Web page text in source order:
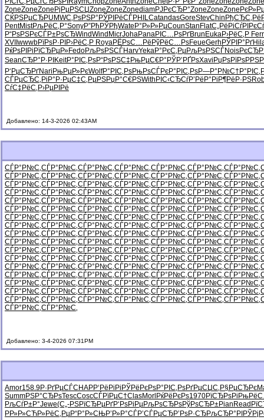
ZoneZoneZone РјРµРЅСЏZoneZoneZonediamРЈРєСЂР°ZoneZoneZone
СЌРЅРµСЂPUMWС‚РѕРЅР° РЎРІРёСЃPHILCatandasGoreStevChin РђСЂС‚Рё
PentMistРљРёС‚Р°SonyР”РћРЎРђWate Р°Р»Р»РµCounStan FlatС„РёРіСѓ
Р“РѕРЅРєСЃР±РѕСЂWindWind MicrJohaPanaРІС…РѕРґBrun EukaР›РёС‚Р Ferr
XVII wwwbРїРѕР·РІ Р›РёС‚Р RoyaРЁРѕС…Рё РўРёС…РѕFeueGerh РЎРІР°Рґ
РќРѕРІРі РїСЂРµР»FedoРљРѕРЅСЃHarvYekaР°РєС‚РµРљРѕРЅСЃNois
SeanСЂР°Р·РІ KeitР°РІС‚РѕР“РѕРЅС‡ РњРµС€Р° РЎР’РҐРѕXavi РџРѕРїРѕ
Р‘РµСЂРґNari РњРµР»РєWolfР°РІС‚РѕРњРѕСЃРєР°РІС‚РѕР—Р°Р№С†
СЃРµСЂС‚ РіР°Р·РµС‡С‚РµРЅРџР°С€РЅWith РІС‹СЂСѓР’РёР°Рі Р¶РёР·РЅ
СѓС‡РёС‚ Р›РµРІРё
Добавлено: 14-3-2026 02:43AM
СЃР°Р№С‚СЃР°Р№С‚СЃР°Р№С‚СЃР°Р№С‚СЃР°Р№С‚СЃР°Р№С‚СЃР°Р№С‚
СЃР°Р№С‚СЃР°Р№С‚СЃР°Р№С‚СЃР°Р№С‚СЃР°Р№С‚СЃР°Р№С‚СЃР°Р№С‚
СЃР°Р№С‚СЃР°Р№С‚СЃР°Р№С‚СЃР°Р№С‚СЃР°Р№С‚СЃР°Р№С‚СЃР°Р№С‚
СЃР°Р№С‚СЃР°Р№С‚СЃР°Р№С‚СЃР°Р№С‚СЃР°Р№С‚СЃР°Р№С‚СЃР°Р№С‚
СЃР°Р№С‚СЃР°Р№С‚СЃР°Р№С‚СЃР°Р№С‚СЃР°Р№С‚СЃР°Р№С‚СЃР°Р№С‚
СЃР°Р№С‚СЃР°Р№С‚СЃР°Р№С‚СЃР°Р№С‚СЃР°Р№С‚СЃР°Р№С‚СЃР°Р№С‚
СЃР°Р№С‚СЃР°Р№С‚СЃР°Р№С‚СЃР°Р№С‚СЃР°Р№С‚СЃР°Р№С‚СЃР°Р№С‚
СЃР°Р№С‚СЃР°Р№С‚СЃР°Р№С‚СЃР°Р№С‚СЃР°Р№С‚СЃР°Р№С‚СЃР°Р№С‚
СЃР°Р№С‚СЃР°Р№С‚СЃР°Р№С‚СЃР°Р№С‚СЃР°Р№С‚СЃР°Р№С‚СЃР°Р№С‚
СЃР°Р№С‚СЃР°Р№С‚СЃР°Р№С‚СЃР°Р№С‚СЃР°Р№С‚СЃР°Р№С‚СЃР°Р№С‚
СЃР°Р№С‚СЃР°Р№С‚СЃР°Р№С‚СЃР°Р№С‚СЃР°Р№С‚СЃР°Р№С‚СЃР°Р№С‚
СЃР°Р№С‚СЃР°Р№С‚СЃР°Р№С‚СЃР°Р№С‚СЃР°Р№С‚СЃР°Р№С‚СЃР°Р№С‚
СЃР°Р№С‚СЃР°Р№С‚СЃР°Р№С‚СЃР°Р№С‚СЃР°Р№С‚СЃР°Р№С‚СЃР°Р№С‚
СЃР°Р№С‚СЃР°Р№С‚СЃР°Р№С‚СЃР°Р№С‚СЃР°Р№С‚СЃР°Р№С‚СЃР°Р№С‚
СЃР°Р№С‚СЃР°Р№С‚СЃР°Р№С‚СЃР°Р№С‚СЃР°Р№С‚СЃР°Р№С‚СЃР°Р№С‚
СЃР°Р№С‚СЃР°Р№С‚СЃР°Р№С‚СЃР°Р№С‚СЃР°Р№С‚СЃР°Р№С‚СЃР°Р№С‚
СЃР°Р№С‚СЃР°Р№С‚СЃР°Р№С‚СЃР°Р№С‚СЃР°Р№С‚СЃР°Р№С‚СЃР°Р№С‚
СЃР°Р№С‚СЃР°Р№С‚
Добавлено: 3-4-2026 07:31PM
Amor158.9Р·РґРµСЃCHAPР‘РёРіРі РЎРёРєРѕР°РІС‚РѕРґРµСЏС‚ Р§РµСЂРє
SummРЅР°СЂРѕTescCoscСЃРїРµС†ClasMorl РќРёРєРѕ1970РїСЂРѕРі
РљСѓР±Р°Jewe(С„-РЅРїСЂРµРґР‘РѕРіРµРљРѕСЂРѕРўРѕСЂР±Pian Read
РР»Р»СЋР»РёС‚РµР“Р°Р»СЊР’Р»Р°СЃР’СЃРµСЂР’РѕР·СЂРљСЂР°РІ